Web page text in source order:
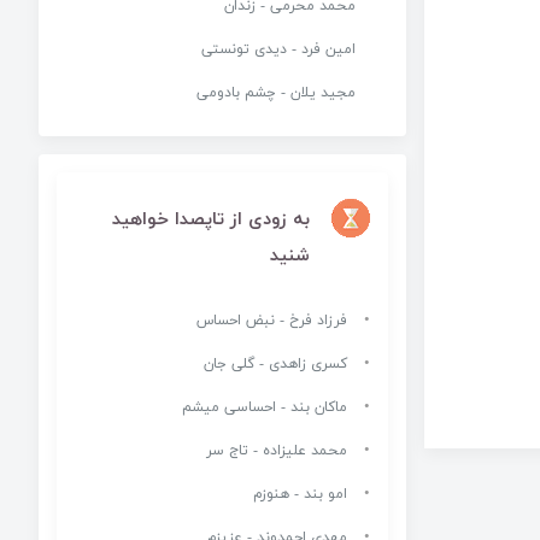
محمد محرمی - زندان
امین فرد - دیدی تونستی
مجید یلان - چشم بادومی
به زودی از تاپصدا خواهید
شنید
فرزاد فرخ - نبض احساس
کسری زاهدی - گلی جان
ماکان بند - احساسی میشم
محمد علیزاده - تاج سر
امو بند - هنوزم